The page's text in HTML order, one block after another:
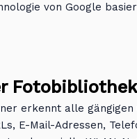
von Google
erkennt alle gängigen
E-Mail-Adressen,